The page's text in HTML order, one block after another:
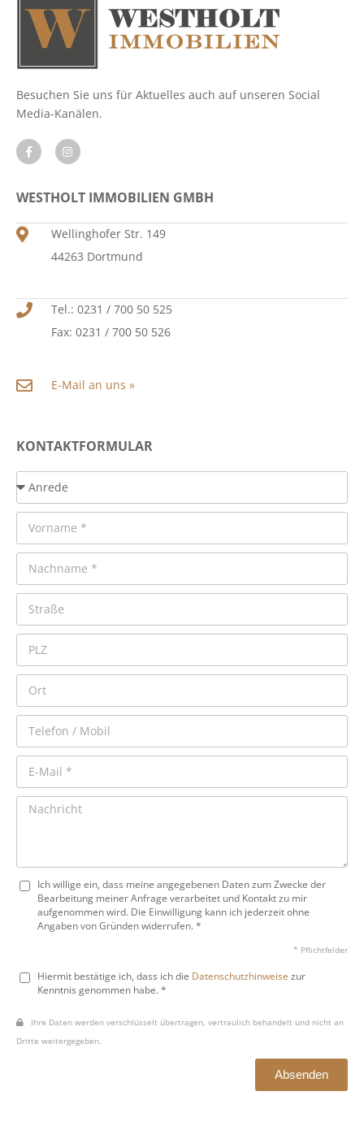
Besuchen Sie uns für Aktuelles auch auf unseren Social
Media-Kanälen.
WESTHOLT IMMOBILIEN GMBH
Wellinghofer Str. 149
44263 Dortmund
Tel.: 0231 / 700 50 525
Fax: 0231 / 700 50 526
E-Mail an uns »
KONTAKTFORMULAR
Ich willige ein, dass meine angegebenen Daten zum Zwecke der
Bearbeitung meiner Anfrage verarbeitet und Kontakt zu mir
aufgenommen wird. Die Einwilligung kann ich jederzeit ohne
Angaben von Gründen widerrufen. *
* Pflichtfelder
Hiermit bestätige ich, dass ich die Datenschutzhinweise zur
Kenntnis genommen habe. *
Ihre Daten werden verschlüsselt übertragen, vertraulich behandelt und nicht an
Dritte weitergegeben.
Absenden